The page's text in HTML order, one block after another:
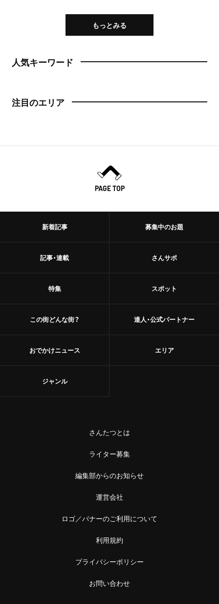
もっとみる
人気キーワード
注目のエリア
PAGE TOP
新着記事
記事・連載
特集
この街どんな街？
おでかけニュース
募集中のお題
さんサポ
スポット
達人・公式パートナー
エリア
ジャンル
さんたつとは
ライター募集
編集部からのお知らせ
運営会社
ロゴ／バナーのご利用について
利用規約
プライバシーポリシー
お問い合わせ